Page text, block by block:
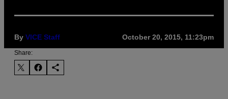
By VICE Staff October 20, 2015, 11:23pm
Share: